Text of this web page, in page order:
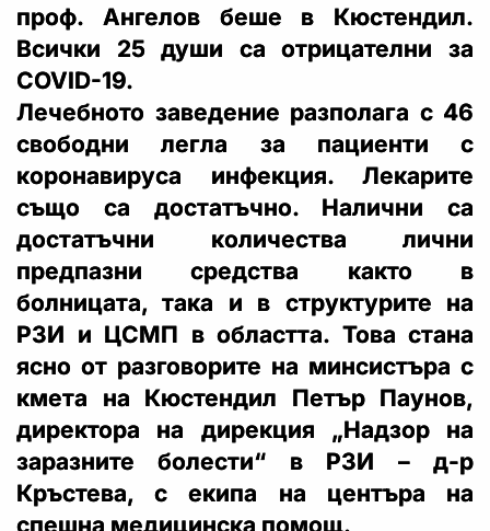
проф. Ангелов беше в Кюстендил.
Всички 25 души са отрицателни за
COVID-19.
Лечебното заведение разполага с 46
свободни легла за пациенти с
коронавируса инфекция. Лекарите
също са достатъчно. Налични са
достатъчни количества лични
предпазни средства както в
болницата, така и в структурите на
РЗИ и ЦСМП в областта. Това стана
ясно от разговорите на минсистъра с
кмета на Кюстендил Петър Паунов,
директора на дирекция „Надзор на
заразните болести“ в РЗИ – д-р
Кръстева, с екипа на центъра на
спешна медицинска помощ.